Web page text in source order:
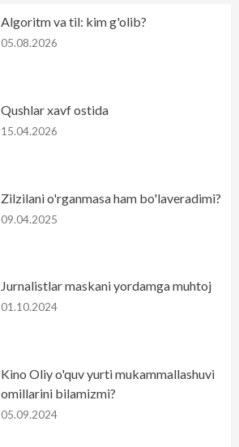
Algoritm va til: kim g'olib?
05.08.2026
Qushlar xavf ostida
15.04.2026
Zilzilani o'rganmasa ham bo'laveradimi?
09.04.2025
Jurnalistlar maskani yordamga muhtoj
01.10.2024
Kino Oliy o'quv yurti mukammallashuvi
omillarini bilamizmi?
05.09.2024